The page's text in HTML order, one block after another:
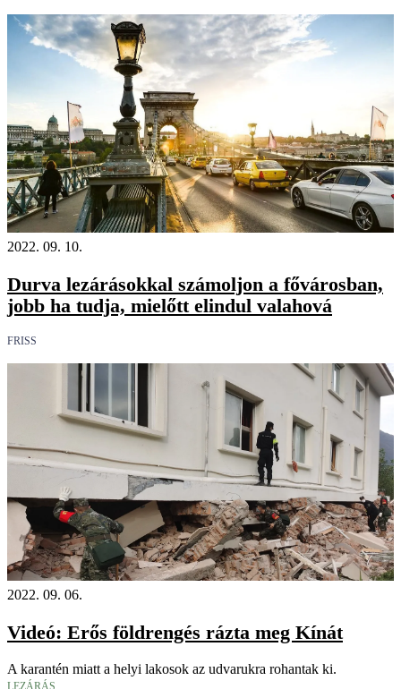
2022. 09. 10.
Durva lezárásokkal számoljon a fővárosban,
jobb ha tudja, mielőtt elindul valahová
FRISS
2022. 09. 06.
Videó: Erős földrengés rázta meg Kínát
A karantén miatt a helyi lakosok az udvarukra rohantak ki.
LEZÁRÁS